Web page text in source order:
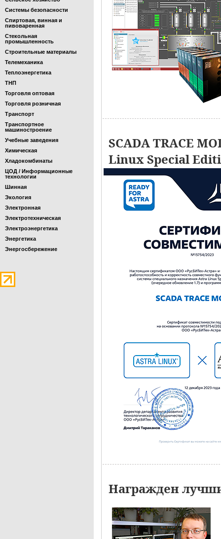
Системы безопасности
Спиртовая, винная и
пивоваренная
Стекольная
промышленность
Строительные материалы
Телемеханика
Теплоэнергетика
ТНП
Торговля оптовая
Торговля розничная
Транспорт
Транспортное
машиностроение
Учебные заведения
Химическая
Хладокомбинаты
ЦОД / Информационные
технологии
Шинная
Экология
Электронная
Электротехническая
Электроэнергетика
Энергетика
Энергосбережение
SCADA TRACE
Linux Special
Награжден